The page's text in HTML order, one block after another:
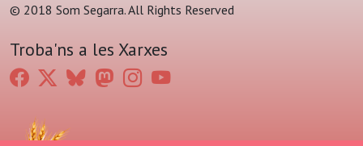
© 2018 Som Segarra. All Rights Reserved
Troba'ns a les Xarxes